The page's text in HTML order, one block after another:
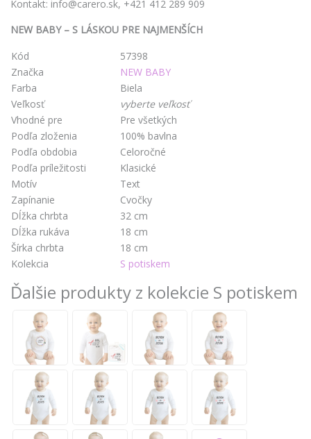
Kontakt: info@carero.sk, +421 412 289 909
NEW BABY – S LÁSKOU PRE NAJMENŠÍCH
Kód
57398
Značka
NEW BABY
Farba
Biela
Veľkosť
vyberte veľkosť
Vhodné pre
Pre všetkých
Podľa zloženia
100% bavlna
Podľa obdobia
Celoročné
Podľa príležitosti
Klasické
Motív
Text
Zapínanie
Cvočky
Dĺžka chrbta
32 cm
Dĺžka rukáva
18 cm
Šírka chrbta
18 cm
Kolekcia
S potiskem
Ďalšie produkty z kolekcie S potiskem